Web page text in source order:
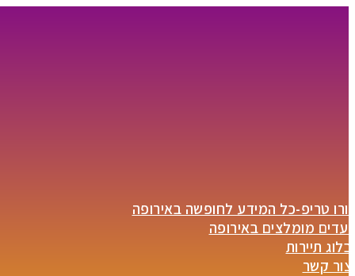
יורו טריפ-כל המידע לחופשה באירופה
יעדים מומלצים באירופה
בלוג תיירות
צור קשר